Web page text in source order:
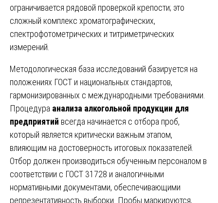
ограничивается рядовой проверкой крепости; это
сложный комплекс хроматографических,
спектрофотометрических и титриметрических
измерений.
Методологическая база исследований базируется на
положениях ГОСТ и национальных стандартов,
гармонизированных с международными требованиями.
Процедура анализа алкогольной продукции для
предприятий всегда начинается с отбора проб,
который является критически важным этапом,
влияющим на достоверность итоговых показателей.
Отбор должен производиться обученным персоналом в
соответствии с ГОСТ 31728 и аналогичными
нормативными документами, обеспечивающими
репрезентативность выборки. Пробы маркируются,